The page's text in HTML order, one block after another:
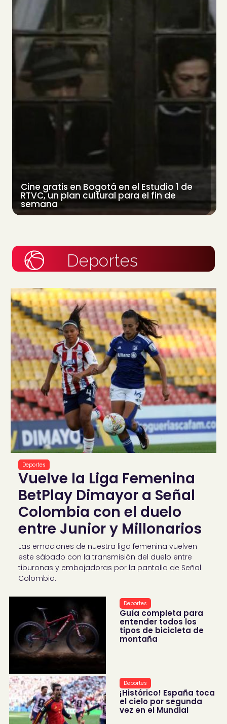
Cine gratis en Bogotá en el Estudio 1 de
RTVC, un plan cultural para el fin de
semana
Deportes
Deportes
Vuelve la Liga Femenina
BetPlay Dimayor a Señal
Colombia con el duelo
entre Junior y Millonarios
Las emociones de nuestra liga femenina vuelven
este sábado con la transmisión del duelo entre
tiburonas y embajadoras por la pantalla de Señal
Colombia.
Deportes
Guía completa para
entender todos los
tipos de bicicleta de
montaña
Deportes
¡Histórico! España toca
el cielo por segunda
vez en el Mundial